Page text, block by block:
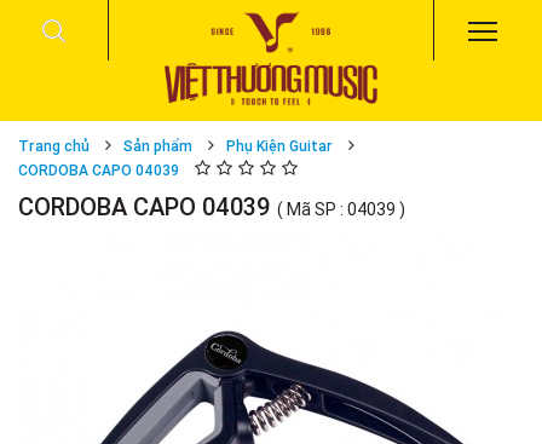
Trang chủ Sản phẩm
Phụ Kiện Guitar
CORDOBA CAPO 04039
CORDOBA CAPO 04039 ( Mã SP : 04039 )